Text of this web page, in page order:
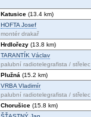
Katusice (13.4 km)
HOFTA Josef
montér drakař
Hrdlořezy (13.8 km)
TARANTÍK Václav
palubní radiotelegrafista / střelec
Plužná (15.2 km)
VRBA Vladimír
palubní radiotelegrafista / střelec
Chorušice (15.8 km)